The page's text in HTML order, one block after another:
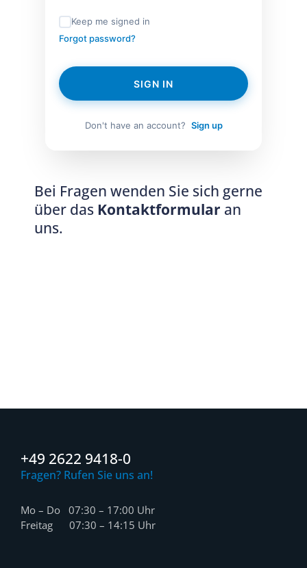
Keep me signed in
Forgot password?
SIGN IN
Don't have an account? Sign up
Bei Fragen wenden Sie sich gerne
über das Kontaktformular an
uns.
+49 2622 9418-0
Fragen? Rufen Sie uns an!
Mo – Do 07:30 – 17:00 Uhr
Freitag 07:30 – 14:15 Uhr